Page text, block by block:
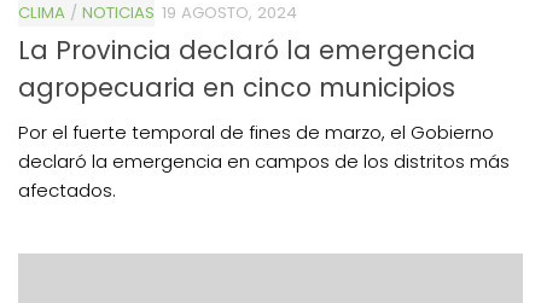
CLIMA / NOTICIAS 19 AGOSTO, 2024
La Provincia declaró la emergencia
agropecuaria en cinco municipios
Por el fuerte temporal de fines de marzo, el Gobierno
declaró la emergencia en campos de los distritos más
afectados.